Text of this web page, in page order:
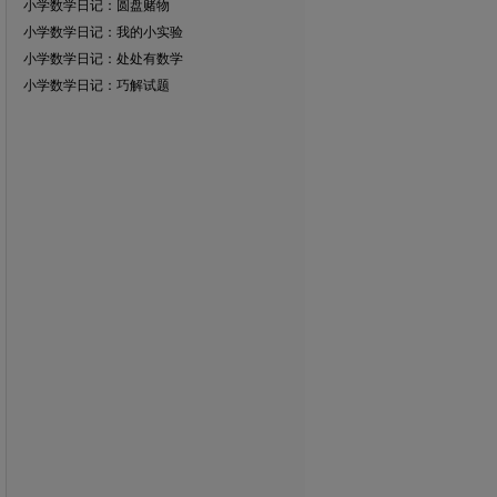
小学数学日记：圆盘赌物
小学数学日记：我的小实验
小学数学日记：处处有数学
小学数学日记：巧解试题